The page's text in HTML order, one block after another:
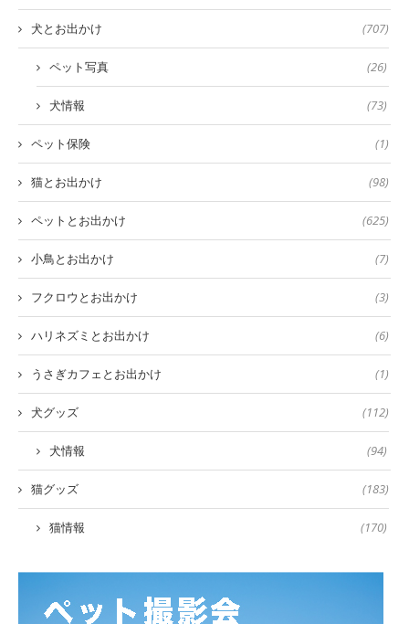
犬とお出かけ (707)
ペット写真 (26)
犬情報 (73)
ペット保険 (1)
猫とお出かけ (98)
ペットとお出かけ (625)
小鳥とお出かけ (7)
フクロウとお出かけ (3)
ハリネズミとお出かけ (6)
うさぎカフェとお出かけ (1)
犬グッズ (112)
犬情報 (94)
猫グッズ (183)
猫情報 (170)